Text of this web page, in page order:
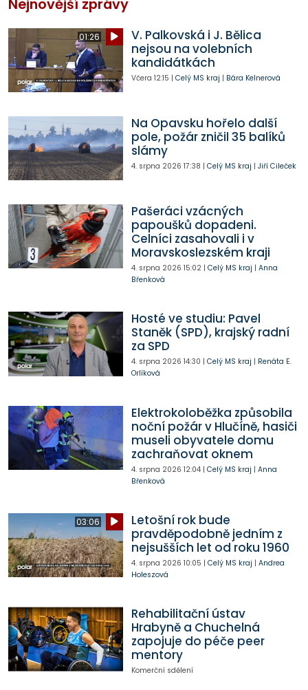
Nejnovější zprávy
01:26
V. Palkovská i J. Bělica
nejsou na volebních
kandidátkách
Včera 12:15 | Celý MS kraj | Bára Kelnerová
Na Opavsku hořelo další
pole, požár zničil 35 balíků
slámy
4. srpna 2026 17:38 | Celý MS kraj | Jiří Cileček
Pašeráci vzácných
papoušků dopadeni.
Celníci zasahovali i v
Moravskoslezském kraji
4. srpna 2026 15:02| Celý MS kraj | Anna
Břenková
Hosté ve studiu: Pavel
Staněk (SPD), krajský radní
za SPD
4. srpna 2026 14:30 | Celý MS kraj | Renáta E.
Orlíková
Elektrokoloběžka způsobila
noční požár v Hlučíně, hasiči
museli obyvatele domu
zachraňovat oknem
4. srpna 2026 12:04| Celý MS kraj | Anna
Břenková
03:06
Letošní rok bude
pravděpodobně jedním z
nejsušších let od roku 1960
4. srpna 2026 10:05 | Celý MS kraj | Andrea
Holeszová
Rehabilitační ústav
Hrabyně a Chuchelná
zapojuje do péče peer
mentory
Komerční sdělení